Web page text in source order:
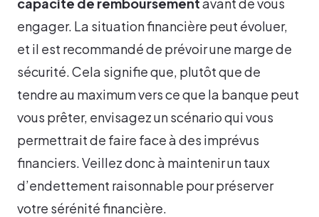
engager. La situation financière peut évoluer,
et il est recommandé de prévoir une marge de
sécurité. Cela signifie que, plutôt que de
tendre au maximum vers ce que la banque peut
vous prêter, envisagez un scénario qui vous
permettrait de faire face à des imprévus
financiers. Veillez donc à maintenir un taux
d’endettement raisonnable pour préserver
votre sérénité financière.